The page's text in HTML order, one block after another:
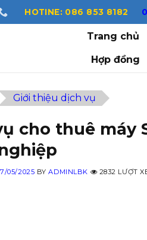
HOTINE: 086 853 8182
Trang chủ
Hợp đồng
Giới thiệu dịch vụ
cho thuê máy
05/2025 BYADMINLBK 2832 LƯỢT